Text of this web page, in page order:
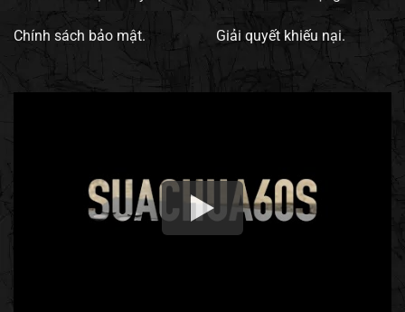
Chính sách bảo mật. Giải quyết khiếu nại.